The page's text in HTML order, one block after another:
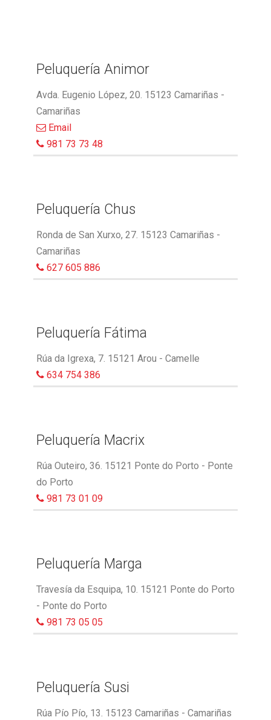
Peluquería Animor
Avda. Eugenio López, 20. 15123 Camariñas -
Camariñas
Email
981 73 73 48
Peluquería Chus
Ronda de San Xurxo, 27. 15123 Camariñas -
Camariñas
627 605 886
Peluquería Fátima
Rúa da Igrexa, 7. 15121 Arou - Camelle
634 754 386
Peluquería Macrix
Rúa Outeiro, 36. 15121 Ponte do Porto - Ponte
do Porto
981 73 01 09
Peluquería Marga
Travesía da Esquipa, 10. 15121 Ponte do Porto
- Ponte do Porto
981 73 05 05
Peluquería Susi
Rúa Pío Pío, 13. 15123 Camariñas - Camariñas